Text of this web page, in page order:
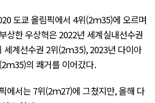
도쿄 올림픽에서 4위(2ｍ35)에 오르며
상한 우상혁은 2022년 세계실내선수권
세계선수권 2위(2ｍ35), 2023년 다이아
ｍ35)의 쾌거를 이어갔다.
에서는 7위(2ｍ27)에 그쳤지만, 올해 다